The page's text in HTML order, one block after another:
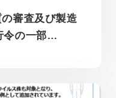
審査及び製造
令の一部…